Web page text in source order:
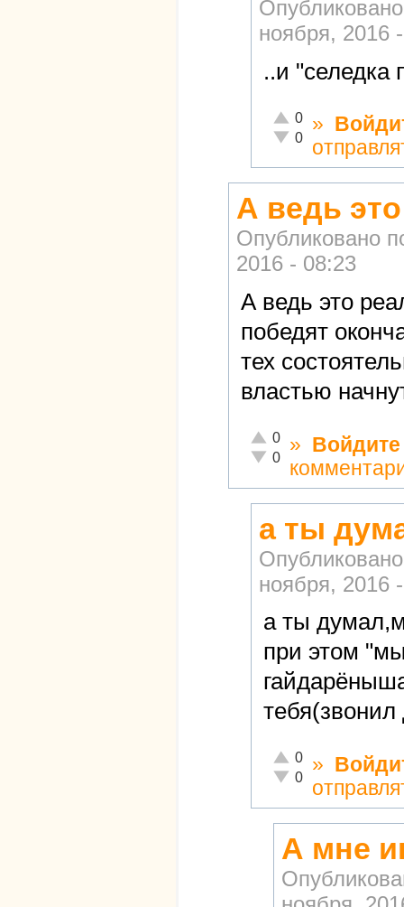
ноября, 2016
..и "селедка
Отлично!
0
Неадекватно!
0
»
А ведь
Опубликовано
2016 - 08:23
А ведь это
победят
тех
властью
Отлично!
0
Неадекватно!
0
» Войдите
а ты
ноября, 2016
а ты
при этом
Отлично!
0
Неадекватно!
0
»
А мне